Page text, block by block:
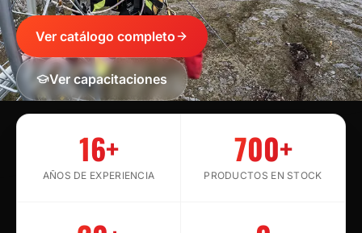
Ver catálogo completo
Ver capacitaciones
16+
AÑOS DE EXPERIENCIA
700+
PRODUCTOS EN STOCK